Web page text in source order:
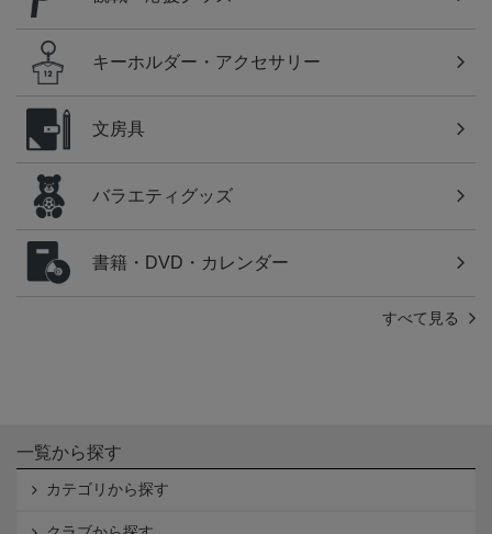
キーホルダー・アクセサリー
文房具
バラエティグッズ
書籍・DVD・カレンダー
すべて見る
一覧から探す
カテゴリから探す